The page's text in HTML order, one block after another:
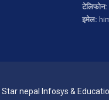
टेलिफोन:
इमेल:
Star nepal Infosys &